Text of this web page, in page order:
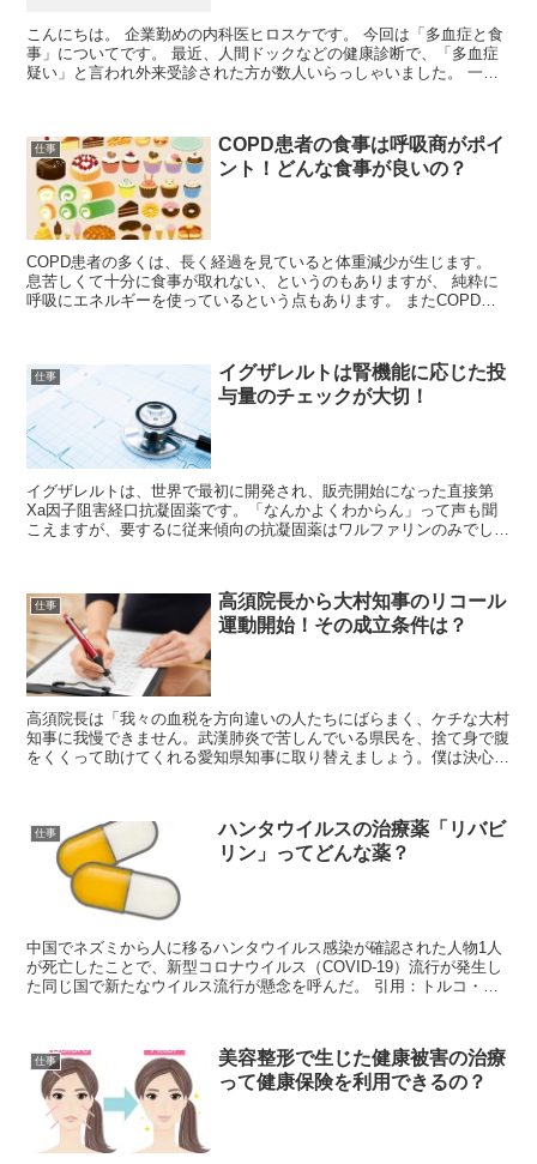
こんにちは。 企業勤めの内科医ヒロスケです。 今回は「多血症と食
事」についてです。 最近、人間ドックなどの健康診断で、「多血症
疑い」と言われ外来受診された方が数人いらっしゃいました。 一言
仕事
COPD患者の食事は呼吸商がポイ
ント！どんな食事が良いの？
COPD患者の多くは、長く経過を見ていると体重減少が生じます。
息苦しくて十分に食事が取れない、というのもありますが、 純粋に
呼吸にエネルギーを使っているという点もあります。 またCOPDと
仕事
イグザレルトは腎機能に応じた投
与量のチェックが大切！
イグザレルトは、世界で最初に開発され、販売開始になった直接第
Xa因子阻害経口抗凝固薬です。「なんかよくわからん」って声も聞
こえますが、要するに従来傾向の抗凝固薬はワルファリンのみでした
仕事
高須院長から大村知事のリコール
運動開始！その成立条件は？
高須院長は「我々の血税を方向違いの人たちにばらまく、ケチな大村
知事に我慢できません。武漢肺炎で苦しんでいる県民を、捨て身で腹
をくくって助けてくれる愛知県知事に取り替えましょう。僕は決心し
仕事
ハンタウイルスの治療薬「リバビ
リン」ってどんな薬？
中国でネズミから人に移るハンタウイルス感染が確認された人物1人
が死亡したことで、新型コロナウイルス（COVID-19）流行が発生し
た同じ国で新たなウイルス流行が懸念を呼んだ。 引用：トルコ・ラ
仕事
美容整形で生じた健康被害の治療
って健康保険を利用できるの？